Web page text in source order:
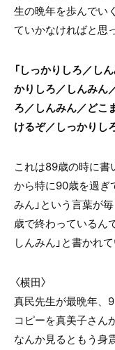
生の晩年を歩んでい
ていかなければと思
「しっかりしろ／し
かりしろ／しんみん
ろ／しんみん／どこ
けるぞ／しっかりし
これは89歳の時に
から特に90歳を過ぎ
みん」という言葉が
歳で終わっているん
しんみん」と書かれ
〈横田〉
真民先生が最晩年、
コピーを真美子さん
なんか見るともう身